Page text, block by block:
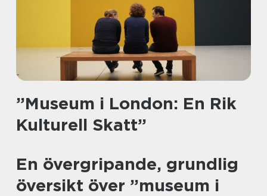
”Museum i London: En Rik
Kulturell Skatt”
En övergripande, grundlig
översikt över ”museum i